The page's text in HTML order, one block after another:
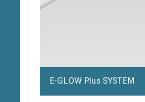
E-GLOW Plus SYSTEM